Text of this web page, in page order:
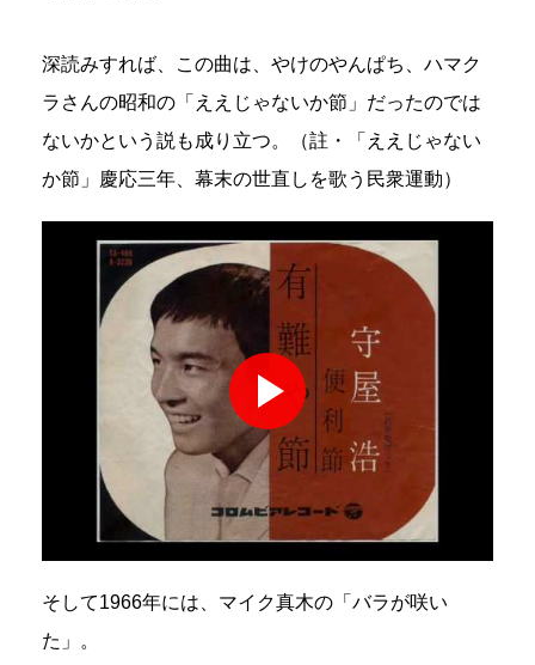
深読みすれば、この曲は、やけのやんぱち、ハマク
ラさんの昭和の「ええじゃないか節」だったのでは
ないかという説も成り立つ。（註・「ええじゃない
か節」慶応三年、幕末の世直しを歌う民衆運動）
そして1966年には、マイク真木の「バラが咲い
た」。